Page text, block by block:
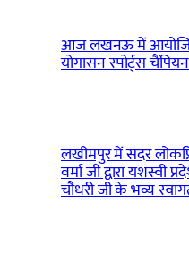
आज लखनऊ में
योगासन स्पोर्ट्स
लखीमपुर में सदर
वर्मा जी द्वारा यशस्वी
चौधरी जी के भव्य